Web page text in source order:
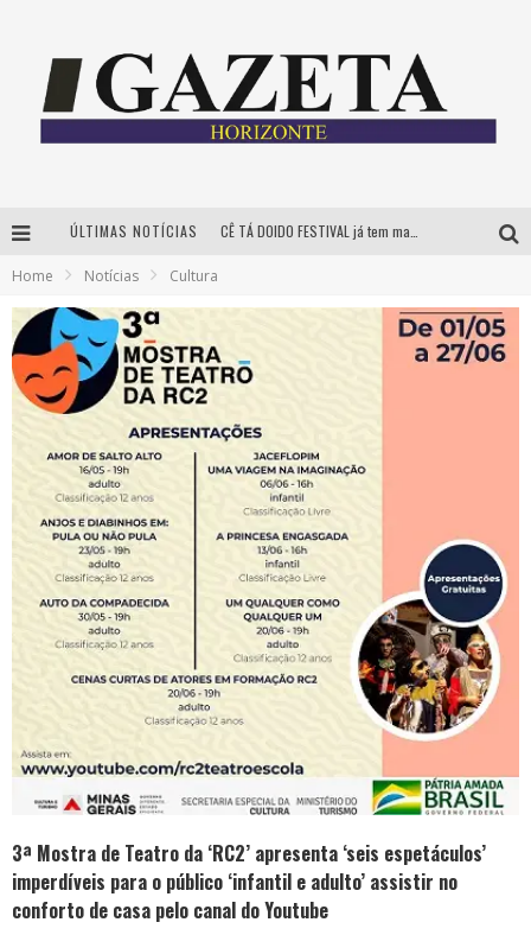
ÚLTIMAS NOTÍCIAS
PAIS: BOAS HISTÓRIAS E UM BRINDE PARA CELEBRAR OS MOMENTOS QUE FICAM
Home Notícias Cultura
3ª Mostra de Teatro da ‘RC2’ apresenta ‘seis espetáculos’
imperdíveis para o público ‘infantil e adulto’ assistir no
conforto de casa pelo canal do Youtube